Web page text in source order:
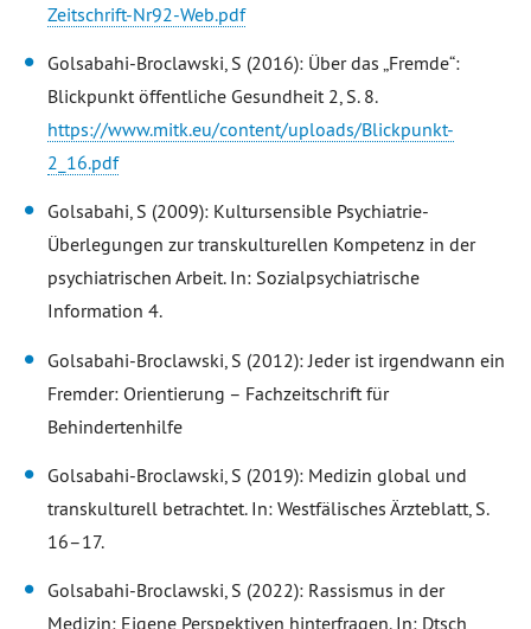
Zeitschrift-Nr92-Web.pdf
Golsabahi-Broclawski, S (2016): Über das „Fremde“:
Blickpunkt öffentliche Gesundheit 2, S. 8.
https://www.mitk.eu/content/uploads/Blickpunkt-
2_16.pdf
Golsabahi, S (2009): Kultursensible Psychiatrie-
Überlegungen zur transkulturellen Kompetenz in der
psychiatrischen Arbeit. In: Sozialpsychiatrische
Information 4.
Golsabahi-Broclawski, S (2012): Jeder ist irgendwann ein
Fremder: Orientierung – Fachzeitschrift für
Behindertenhilfe
Golsabahi-Broclawski, S (2019): Medizin global und
transkulturell betrachtet. In: Westfälisches Ärzteblatt, S.
16–17.
Golsabahi-Broclawski, S (2022): Rassismus in der
Medizin: Eigene Perspektiven hinterfragen. In: Dtsch